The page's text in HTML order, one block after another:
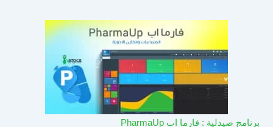
برنامج صيدلية : فارما اب PharmaUp​